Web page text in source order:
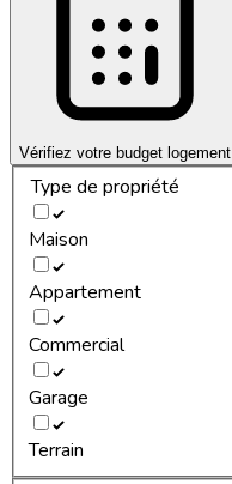
Vérifiez votre budget logement
Type de propriété
Maison
Appartement
Commercial
Garage
Terrain